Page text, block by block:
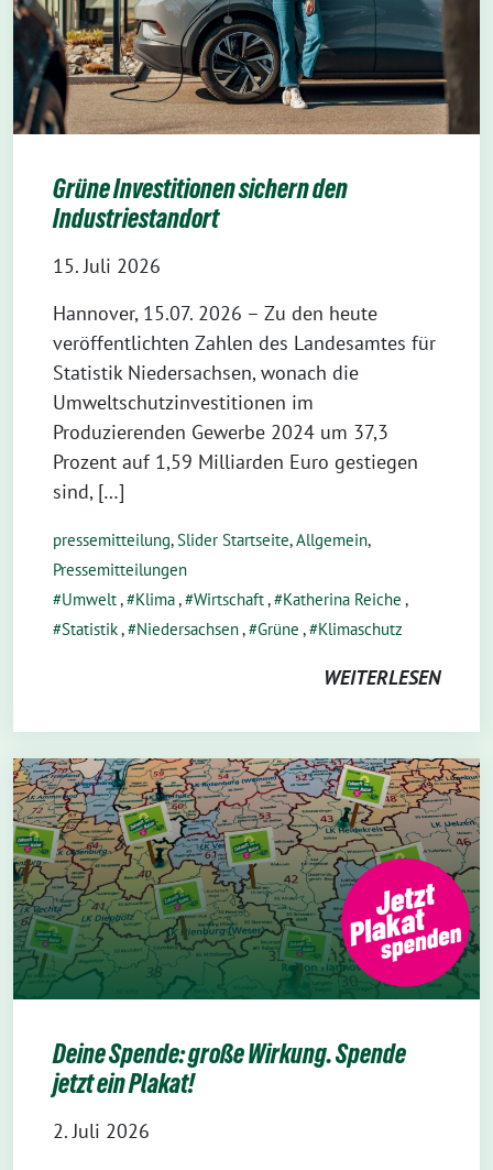
Grüne Investitionen sichern den
Industriestandort
15. Juli 2026
Hannover, 15.07. 2026 – Zu den heute
veröffentlichten Zahlen des Landesamtes für
Statistik Niedersachsen, wonach die
Umweltschutzinvestitionen im
Produzierenden Gewerbe 2024 um 37,3
Prozent auf 1,59 Milliarden Euro gestiegen
sind, […]
pressemitteilung,Slider Startseite,Allgemein,
Pressemitteilungen
Umwelt, Klima, Wirtschaft, Katherina Reiche ,
Statistik, Niedersachsen, Grüne , Klimaschutz
WEITERLESEN
Deine Spende: große Wirkung. Spende
jetzt ein Plakat!
2. Juli 2026